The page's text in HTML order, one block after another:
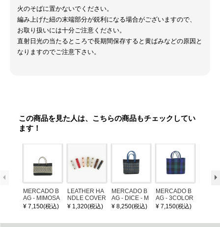
火のそばに置かないでください。
編み上げた紐の末端部分が鋭利になる場合がございますので、
お取り扱いには十分ご注意ください。
直射日光の当たるところで長期間保存すると黄ばみなどの原因と
なりますのでご注意下さい。
この商品を見た人は、こちらの商品もチェックしてい
ます！
MERCADO B
AG - MIMOSA
- Black / Crea
¥ 7,150(税込)
LEATHER HA
NDLE COVER
¥ 1,320(税込)
MERCADO B
AG - DICE - M
OSAIC - Black
¥ 8,250(税込)
MERCADO B
AG - 3COLOR
S CHECK - Bl
¥ 7,150(税込)